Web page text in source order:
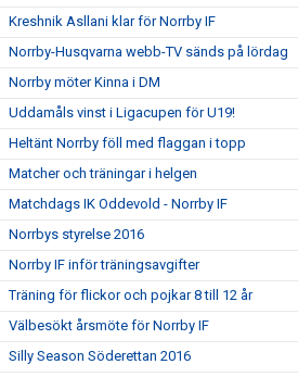
Kreshnik Asllani klar för Norrby IF
Norrby-Husqvarna webb-TV sänds på lördag
Norrby möter Kinna i DM
Uddamåls vinst i Ligacupen för U19!
Heltänt Norrby föll med flaggan i topp
Matcher och träningar i helgen
Matchdags IK Oddevold - Norrby IF
Norrbys styrelse 2016
Norrby IF inför träningsavgifter
Träning för flickor och pojkar 8 till 12 år
Välbesökt årsmöte för Norrby IF
Silly Season Söderettan 2016